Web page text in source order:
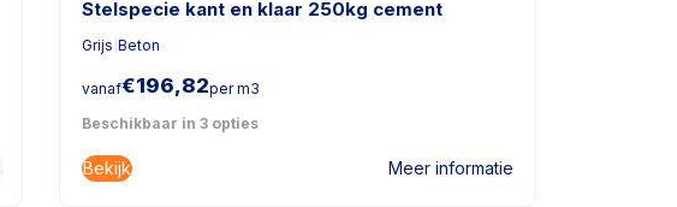
Stelspecie kant en klaar 250kg cement
Grijs Beton
vanaf€196,82per m3
Beschikbaar in 3 opties
Bekijk Meer informatie